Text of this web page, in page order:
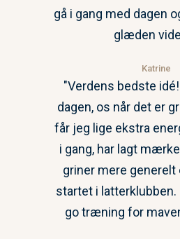
gå i gang med dagen
glæden
Katrine
"Verdens bedste
dagen, os når det er
får jeg lige ekstra
i gang, har lagt
griner mere
startet i latterklubben.
go træning for